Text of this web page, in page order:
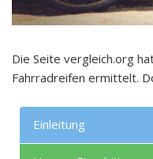
Die Seite vergleich.org
Fahrradreifen ermittelt.
Einleitung